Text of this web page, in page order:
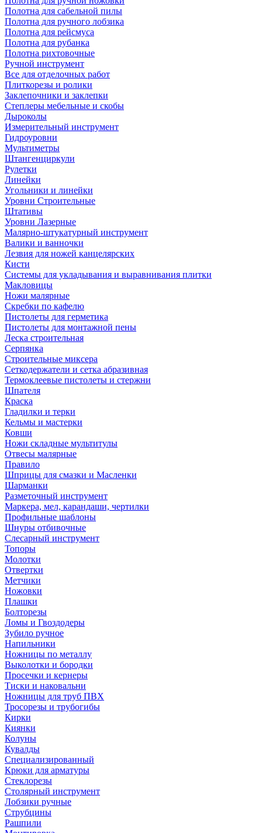
Полотна для сабельной пилы
Полотна для ручного лобзика
Полотна для рейсмуса
Полотна для рубанка
Полотна рихтовочные
Ручной инструмент
Все для отделочных работ
Плиткорезы и ролики
Заклепочники и заклепки
Степлеры мебельные и скобы
Дыроколы
Измерительный инструмент
Гидроуровни
Мультиметры
Штангенциркули
Рулетки
Линейки
Угольники и линейки
Уровни Строительные
Штативы
Уровни Лазерные
Малярно-штукатурный инструмент
Валики и ванночки
Лезвия для ножей канцелярских
Кисти
Системы для укладывания и выравнивания плитки
Макловицы
Ножи малярные
Скребки по кафелю
Пистолеты для герметика
Пистолеты для монтажной пены
Леска строительная
Серпянка
Строительные миксера
Сеткодержатели и сетка абразивная
Термоклеевые пистолеты и стержни
Шпателя
Краска
Гладилки и терки
Кельмы и мастерки
Ковши
Ножи складные мультитулы
Отвесы малярные
Правило
Шприцы для смазки и Масленки
Шарманки
Разметочный инструмент
Маркера, мел, карандаши, чертилки
Профильные шаблоны
Шнуры отбивочные
Слесарный инструмент
Топоры
Молотки
Отвертки
Метчики
Ножовки
Плашки
Болторезы
Ломы и Гвоздодеры
Зубило ручное
Напильники
Ножницы по металлу
Выколотки и бородки
Просечки и кернеры
Тиски и наковальни
Ножницы для труб ПВХ
Тросорезы и трубогибы
Кирки
Киянки
Колуны
Кувалды
Специализированный
Крюки для арматуры
Стеклорезы
Столярный инструмент
Лобзики ручные
Струбцины
Рашпили